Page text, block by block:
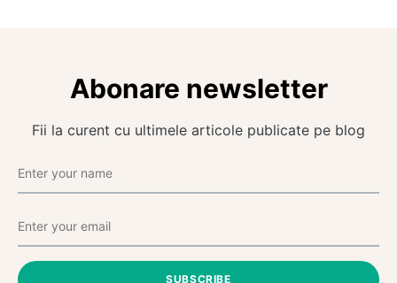
Abonare newsletter
Fii la curent cu ultimele articole publicate pe blog
SUBSCRIBE